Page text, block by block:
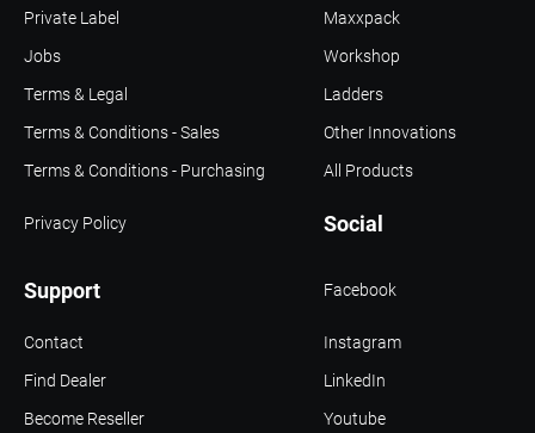
Support
Social
Terms & Legal
Terms & Conditions - Sales
Terms & Conditions - Purchasing
Privacy Policy
Jobs
Private Label
Contact
Find Dealer
Become Reseller
Maxxpack
Workshop
Ladders
All Products
Other Innovations
Facebook
Youtube
LinkedIn
Instagram